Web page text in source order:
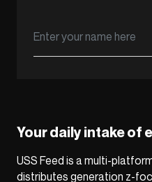
Your daily intake of
USS Feed is a multi-
distributes generation z-